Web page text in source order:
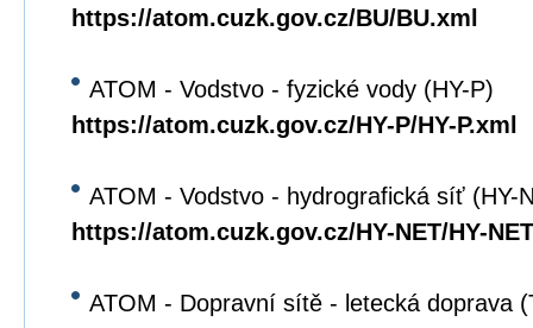
https://atom.cuzk.gov.cz/BU/BU.xml
ATOM - Vodstvo - fyzické vody (HY-P)
https://atom.cuzk.gov.cz/HY-P/HY-P.xml
ATOM - Vodstvo - hydrografická síť (HY-
https://atom.cuzk.gov.cz/HY-NET/HY-
ATOM - Dopravní sítě - letecká doprava